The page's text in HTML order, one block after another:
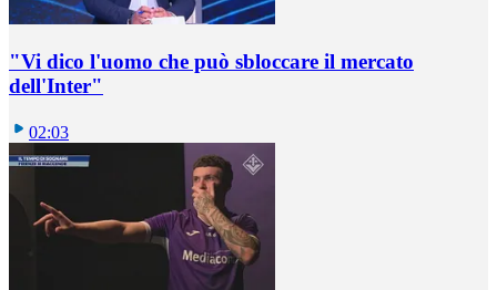
"Vi dico l'uomo che può sbloccare il mercato
dell'Inter"
02:03